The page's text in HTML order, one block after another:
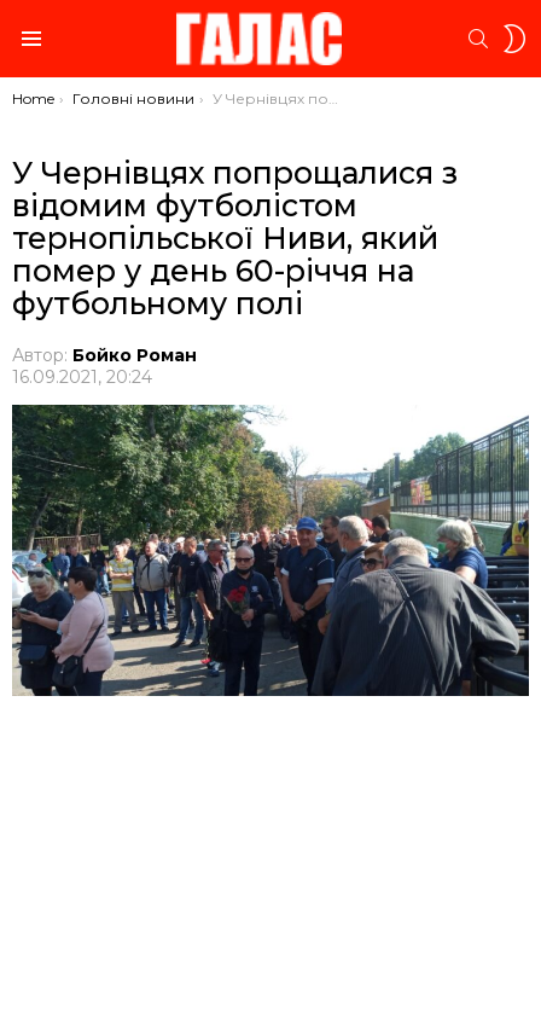
You are here:
Home Головні новини У Чернівцях попрощалися з відомим футболістом тернопільської Ниви, який помер у день 60-річчя на футбольному полі
У Чернівцях попрощалися з
відомим футболістом
тернопільської Ниви, який
помер у день 60-річчя на
футбольному полі
Автор: Бойко Роман
16.09.2021, 20:24